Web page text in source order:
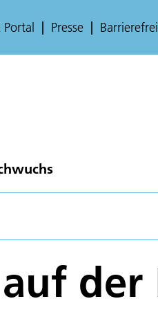
Portal Presse
der